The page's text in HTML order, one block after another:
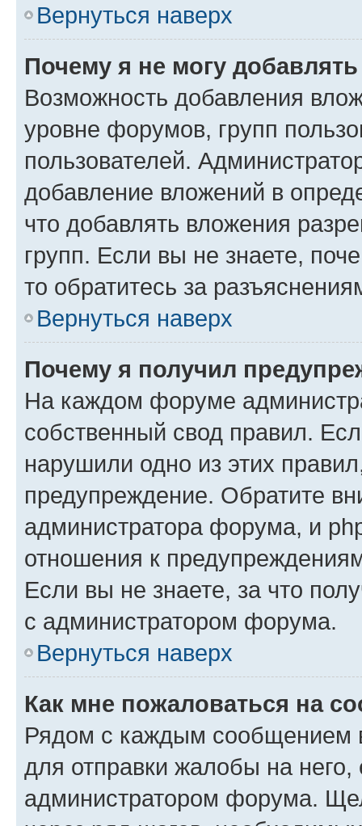
Вернуться наверх
Почему я не могу
Возможность добавления
уровне форумов, групп
пользователей.
добавление вложений в
что добавлять вложения
групп. Если вы не знаете,
то обратитесь за
Вернуться наверх
Почему я получил
На каждом форуме
собственный свод правил.
нарушили одно из этих
предупреждение. Обратите
администратора форума, и
отношения к
Если вы не знаете, за что
с администратором форума.
Вернуться наверх
Как мне пожаловаться на
Рядом с каждым сообщением
для отправки жалобы на
администратором форума.